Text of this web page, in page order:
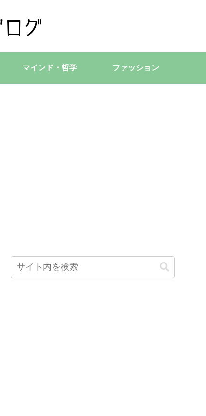
マインド・哲学 ファッション